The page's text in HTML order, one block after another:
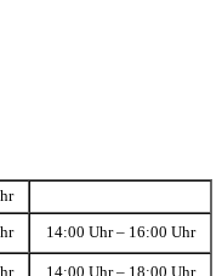
14:00 Uhr – 16:00 Uhr